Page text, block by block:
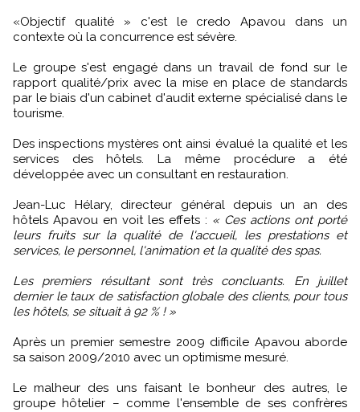
«Objectif qualité » c'est le credo Apavou dans un
contexte où la concurrence est sévère.
Le groupe s'est engagé dans un travail de fond sur le
rapport qualité/prix avec la mise en place de standards
par le biais d'un cabinet d'audit externe spécialisé dans le
tourisme.
Des inspections mystères ont ainsi évalué la qualité et les
services des hôtels. La même procédure a été
développée avec un consultant en restauration.
Jean-Luc Hélary, directeur général depuis un an des
hôtels Apavou en voit les effets : « Ces actions ont porté
leurs fruits sur la qualité de l'accueil, les prestations et
services, le personnel, l'animation et la qualité des spas.
Les premiers résultant sont très concluants. En juillet
dernier le taux de satisfaction globale des clients, pour tous
les hôtels, se situait à 92 % ! »
Après un premier semestre 2009 difficile Apavou aborde
sa saison 2009/2010 avec un optimisme mesuré.
Le malheur des uns faisant le bonheur des autres, le
groupe hôtelier – comme l'ensemble de ses confrères